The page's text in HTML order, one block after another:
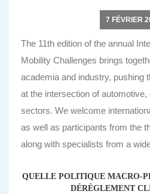
7 FÉVRIER
The 11th edition of the annual
Mobility Challenges brings
academia and industry, pushing
at the intersection of
sectors. We welcome
as well as participants from the
along with specialists from a
QUELLE POLITIQUE MACRO-
DÉRÈGLEMENT